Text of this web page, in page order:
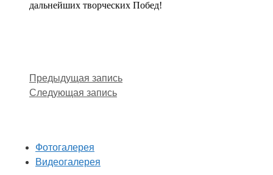
дальнейших творческих Побед!
Предыдущая запись
Следующая запись
Фотогалерея
Видеогалерея